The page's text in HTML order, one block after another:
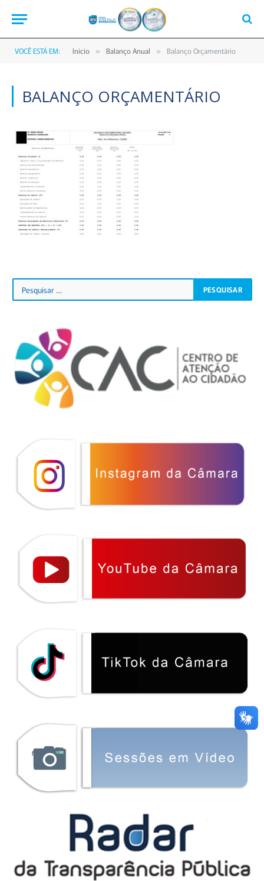
VOCÊ ESTÁ EM: Início » Balanço Anual » Balanço Orçamentário
BALANÇO ORÇAMENTÁRIO